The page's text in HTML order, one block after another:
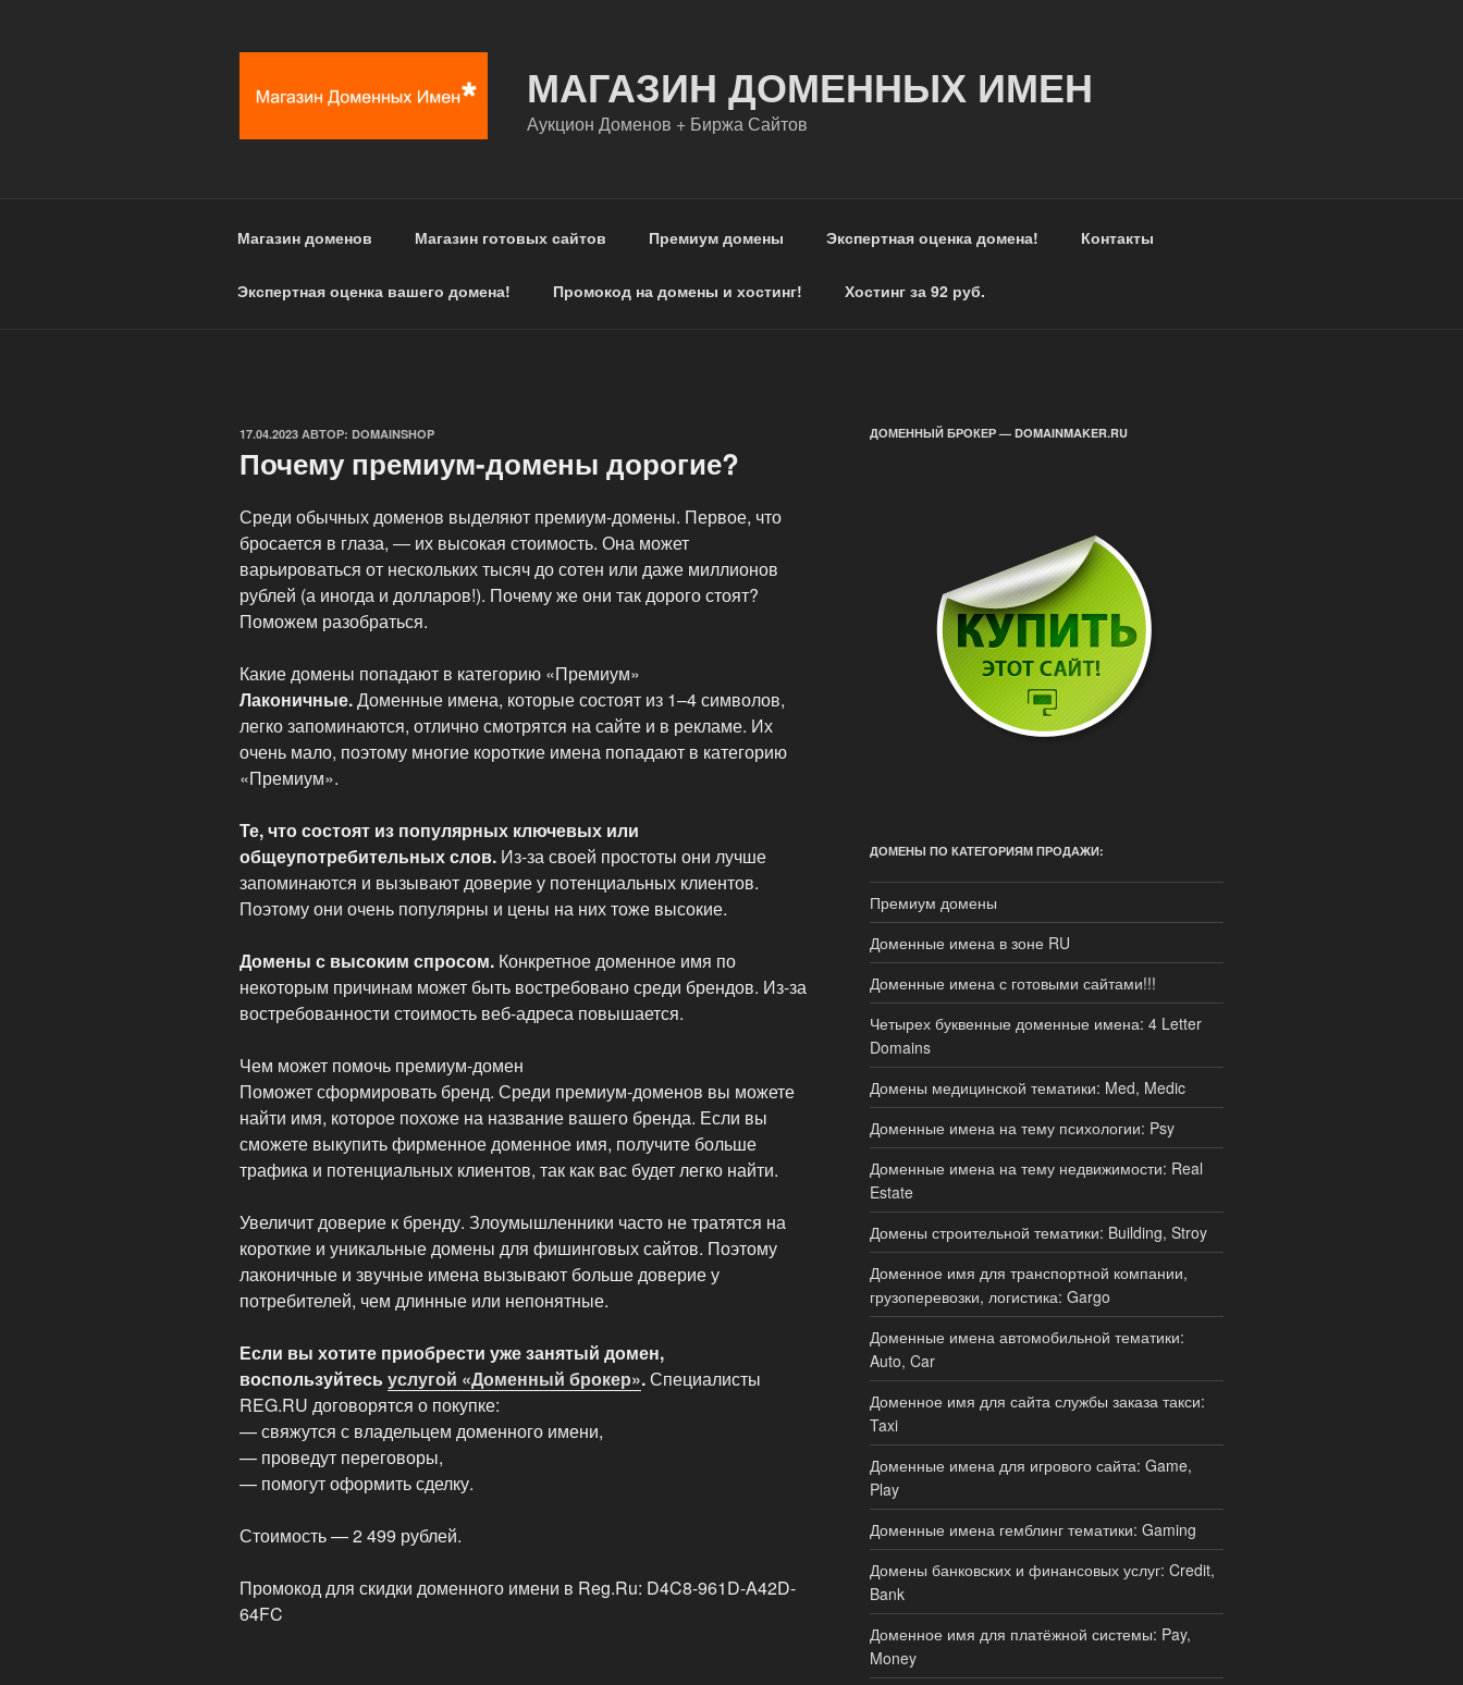
МАГАЗИН ДОМЕННЫХ ИМЕН
Аукцион Доменов + Биржа Сайтов
Магазин доменов Магазин готовых сайтов Премиум домены Экспертная оценка домена! Контакты
Экспертная оценка вашего домена! Промокод на домены и хостинг! Хостинг за 92 руб.
ОПУБЛИКОВАНО
17.04.2023 АВТОР: DOMAINSHOP
Почему премиум-домены дорогие?
Среди обычных доменов выделяют премиум-домены. Первое, что
бросается в глаза, ― их высокая стоимость. Она может
варьироваться от нескольких тысяч до сотен или даже миллионов
рублей (а иногда и долларов!). Почему же они так дорого стоят?
Поможем разобраться.
Какие домены попадают в категорию «Премиум»
Лаконичные.Доменные имена, которые состоят из 1–4 символов,
легко запоминаются, отлично смотрятся на сайте и в рекламе. Их
очень мало, поэтому многие короткие имена попадают в категорию
«Премиум».
Те, что состоят из популярных ключевых или
общеупотребительных слов. Из-за своей простоты они лучше
запоминаются и вызывают доверие у потенциальных клиентов.
Поэтому они очень популярны и цены на них тоже высокие.
Домены с высоким спросом. Конкретное доменное имя по
некоторым причинам может быть востребовано среди брендов. Из-за
востребованности стоимость веб-адреса повышается.
Чем может помочь премиум-домен
Поможет сформировать бренд. Среди премиум-доменов вы можете
найти имя, которое похоже на название вашего бренда. Если вы
сможете выкупить фирменное доменное имя, получите больше
трафика и потенциальных клиентов, так как вас будет легко найти.
Увеличит доверие к бренду. Злоумышленники часто не тратятся на
короткие и уникальные домены для фишинговых сайтов. Поэтому
лаконичные и звучные имена вызывают больше доверие у
потребителей, чем длинные или непонятные.
Если вы хотите приобрести уже занятый домен,
воспользуйтесь услугой «Доменный брокер».Специалисты
REG.RU договорятся о покупке:
— свяжутся с владельцем доменного имени,
— проведут переговоры,
— помогут оформить сделку.
Стоимость — 2 499 рублей.
Промокод для скидки доменного имени в Reg.Ru: D4C8-961D-A42D-
64FC
ДОМЕННЫЙ БРОКЕР — DOMAINMAKER.RU
ДОМЕНЫ ПО КАТЕГОРИЯМ ПРОДАЖИ:
Премиум домены
Доменные имена в зоне RU
Доменные имена с готовыми сайтами!!!
Четырех буквенные доменные имена: 4 Letter
Domains
Домены медицинской тематики: Med, Medic
Доменные имена на тему психологии: Psy
Доменные имена на тему недвижимости: Real
Estate
Домены строительной тематики: Building, Stroy
Доменное имя для транспортной компании,
грузоперевозки, логистика: Gargo
Доменные имена автомобильной тематики:
Auto, Car
Доменное имя для сайта службы заказа такси:
Taxi
Доменные имена для игрового сайта: Game,
Play
Доменные имена гемблинг тематики: Gaming
Домены банковских и финансовых услуг: Credit,
Bank
Доменное имя для платёжной системы: Pay,
Money